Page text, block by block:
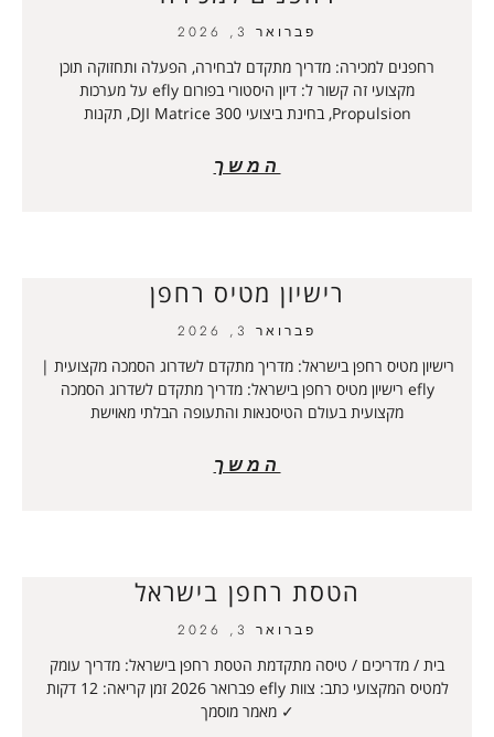
פברואר 3, 2026
רחפנים למכירה: מדריך מתקדם לבחירה, הפעלה ותחזוקה תוכן
מקצועי זה קשור ל: דיון היסטורי בפורום efly על מערכות
Propulsion, בחינת ביצועי DJI Matrice 300, תקנות
המשך
רישיון מטיס רחפן
פברואר 3, 2026
רישיון מטיס רחפן בישראל: מדריך מתקדם לשדרוג הסמכה מקצועית |
efly רישיון מטיס רחפן בישראל: מדריך מתקדם לשדרוג הסמכה
מקצועית בעולם הטיסנאות והתעופה הבלתי מאוישת
המשך
הטסת רחפן בישראל
פברואר 3, 2026
בית / מדריכים / טיסה מתקדמת הטסת רחפן בישראל: מדריך עומק
למטיס המקצועי כתב: צוות efly פברואר 2026 זמן קריאה: 12 דקות
✓ מאמר מוסמך